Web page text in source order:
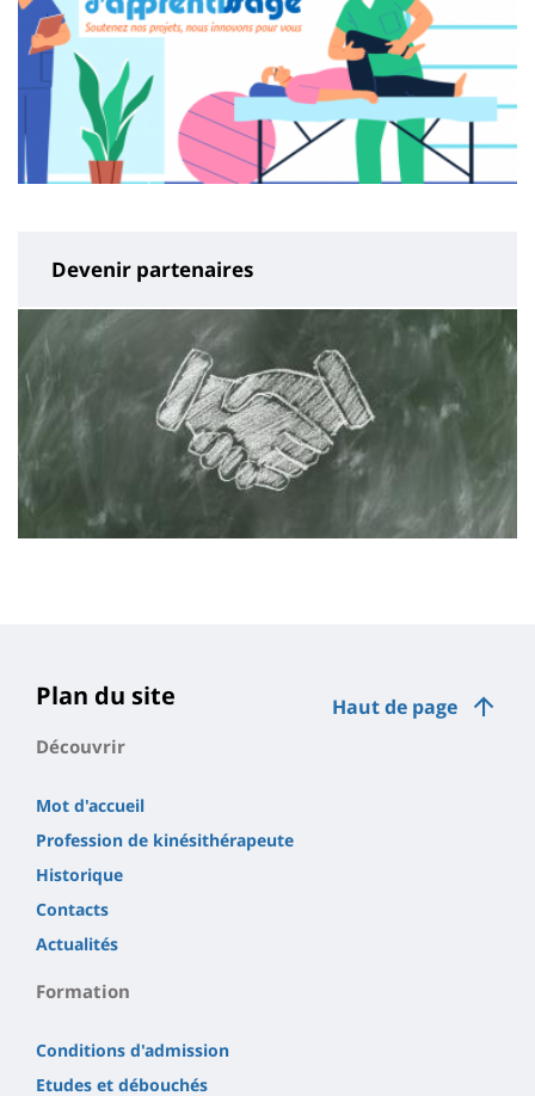
Devenir partenaires
page
principale
Haut de page
Plan du site
Découvrir
Mot d'accueil
Profession de kinésithérapeute
Historique
Contacts
Actualités
Formation
Conditions d'admission
Etudes et débouchés